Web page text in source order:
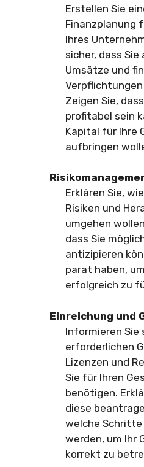
Erstellen Sie
Finanzplanung
Ihres
sicher, dass Sie
Umsätze und
Zeigen Sie,
profitabel sein
Kapital für Ihre
aufbringen
Erklären Sie,
Risiken und
umgehen
dass Sie
antizipieren
parat haben,
erfolgreich zu
Einreichung und
Informieren Sie
erforderlichen
Lizenzen und
Sie für Ihren
benötigen.
diese
welche Schritte
werden, um Ihr
korrekt zu